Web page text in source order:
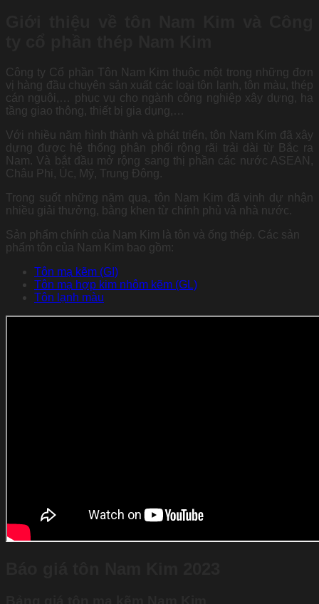
Công ty Cổ phần Tôn Nam Kim thuộc một trong những đơn
vị hàng đầu chuyên sản xuất các loại tôn lạnh, tôn màu, thép
cán nguội,… phục vụ cho ngành công nghiệp xây dựng, hạ
tầng giao thông, thiết bị gia dụng,…
Với nhiều năm hình thành và phát triển, tôn Nam Kim đã xây
dựng được hệ thống phân phối rộng rãi trải dài từ Bắc ra
Nam. Và bắt đầu mở rộng sang thị phần các nước ASEAN,
Châu Phi, Úc, Mỹ, Trung Đông.
Trong suốt những năm qua, tôn Nam Kim đã vinh dự nhận
nhiều giải thưởng, bằng khen từ chính phủ và nhà nước.
Sản phẩm chính của Nam Kim là tôn và ống thép. Các sản
phẩm tôn của Nam Kim bao gồm:
Tôn mạ kẽm (GI)
Tôn mạ hợp kim nhôm kẽm (GL)
Tôn lạnh màu